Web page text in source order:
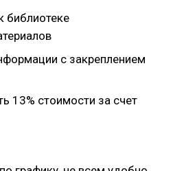
библиотеке
с закреплением
13% стоимости за счет